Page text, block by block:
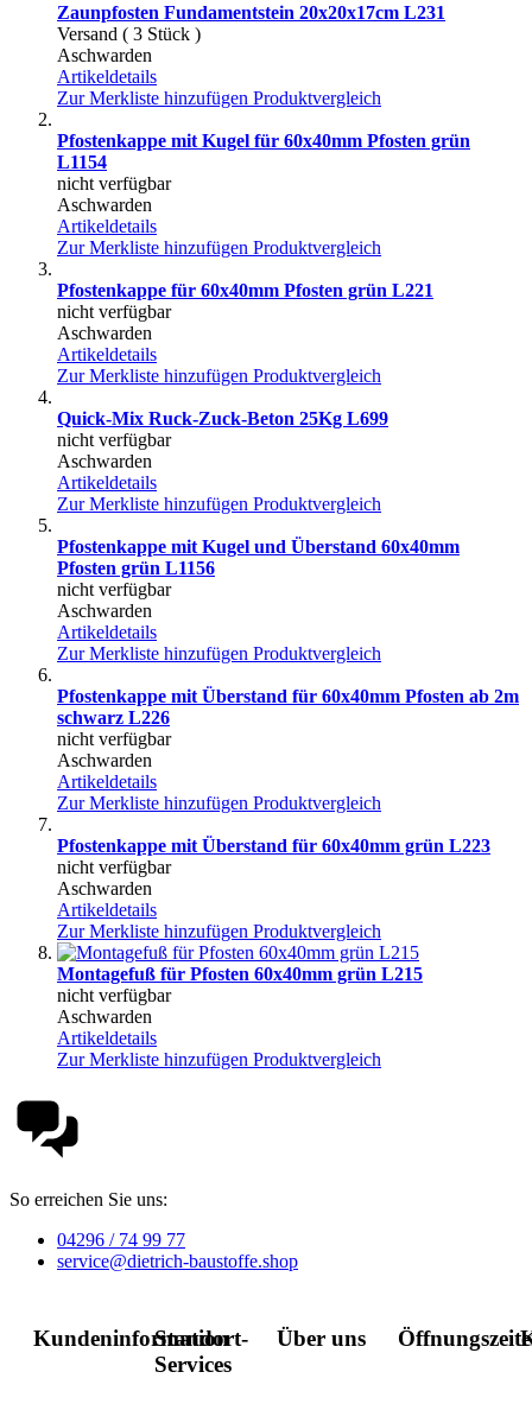
Zaunpfosten Fundamentstein 20x20x17cm L231
Versand ( 3 Stück )
Aschwarden
Artikeldetails
Zur Merkliste hinzufügen Produktvergleich
Pfostenkappe mit Kugel für 60x40mm Pfosten grün
L1154
nicht verfügbar
Aschwarden
Artikeldetails
Zur Merkliste hinzufügen Produktvergleich
Pfostenkappe für 60x40mm Pfosten grün L221
nicht verfügbar
Aschwarden
Artikeldetails
Zur Merkliste hinzufügen Produktvergleich
Quick-Mix Ruck-Zuck-Beton 25Kg L699
nicht verfügbar
Aschwarden
Artikeldetails
Zur Merkliste hinzufügen Produktvergleich
Pfostenkappe mit Kugel und Überstand 60x40mm
Pfosten grün L1156
nicht verfügbar
Aschwarden
Artikeldetails
Zur Merkliste hinzufügen Produktvergleich
Pfostenkappe mit Überstand für 60x40mm Pfosten ab 2m
schwarz L226
nicht verfügbar
Aschwarden
Artikeldetails
Zur Merkliste hinzufügen Produktvergleich
Pfostenkappe mit Überstand für 60x40mm grün L223
nicht verfügbar
Aschwarden
Artikeldetails
Zur Merkliste hinzufügen Produktvergleich
Montagefuß für Pfosten 60x40mm grün L215
nicht verfügbar
Aschwarden
Artikeldetails
Zur Merkliste hinzufügen Produktvergleich
So erreichen Sie uns:
04296 / 74 99 77
service@dietrich-baustoffe.shop
Kundeninformation
Standort-
Services
Über uns